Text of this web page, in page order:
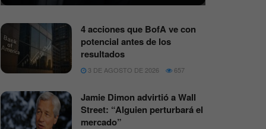
4 acciones que BofA ve con
potencial antes de los
resultados
3 DE AGOSTO DE 2026 657
Jamie Dimon advirtió a Wall
Street: “Alguien perturbará el
mercado”